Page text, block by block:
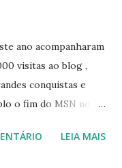
ano acompanharam
visitas ao blog ,
conquistas e
o fim do MSN no
nacional , aLEIA MAIS